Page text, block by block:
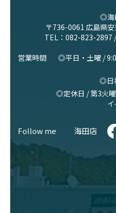
◎海
〒736-0061 広島県
TEL： 082-823-2897
営業時間
◎平日・土曜 /
◎日
◎定休日 / 第3火
Follow me 海田店